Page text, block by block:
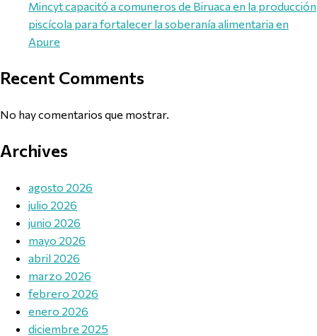
Mincyt capacitó a comuneros de Biruaca en la producción
piscícola para fortalecer la soberanía alimentaria en
Apure
Recent Comments
No hay comentarios que mostrar.
Archives
agosto 2026
julio 2026
junio 2026
mayo 2026
abril 2026
marzo 2026
febrero 2026
enero 2026
diciembre 2025